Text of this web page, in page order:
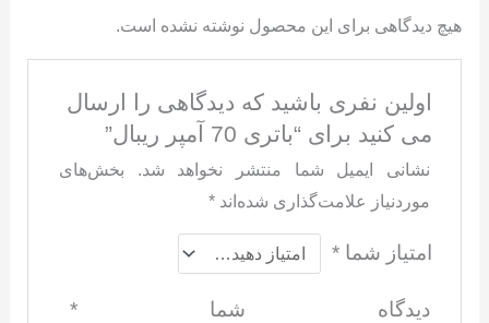
هیچ دیدگاهی برای این محصول نوشته نشده است.
اولین نفری باشید که دیدگاهی را ارسال
می کنید برای “باتری 70 آمپر ریبال”
نشانی ایمیل شما منتشر نخواهد شد.
بخش‌های
موردنیاز علامت‌گذاری شده‌اند*
امتیاز شما*
دیدگاه شما*